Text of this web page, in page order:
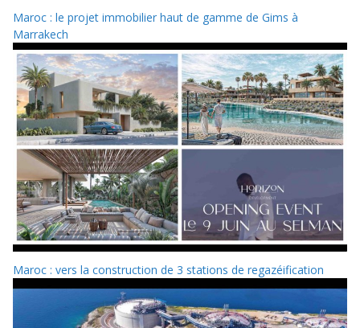
Maroc : le projet immobilier haut de gamme de Gims à
Marrakech
Maroc : vers la construction de 3 stations de regazéification